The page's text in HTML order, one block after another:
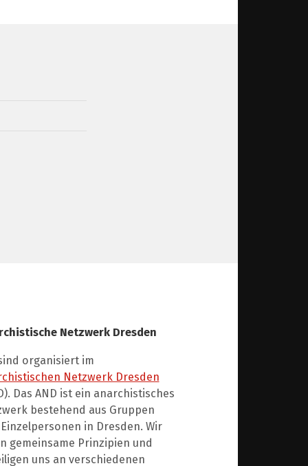
Netzwerk Dresden
organisiert im
Netzwerk Dresden
Das AND ist ein anarchistisches
bestehend aus Gruppen
in Dresden. Wir
gemeinsame Prinzipien und
uns an verschiedenen